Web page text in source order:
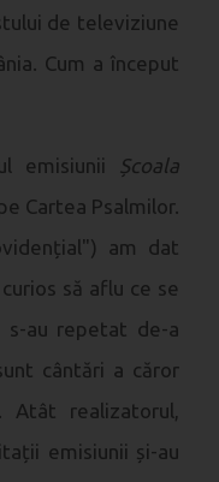
de televiziune
Cum a început
emisiunii
Școala
Cartea Psalmilor.
am dat
să aflu ce se
s-au repetat de-a
cântări a căror
Atât realizatorul,
emisiunii și-au